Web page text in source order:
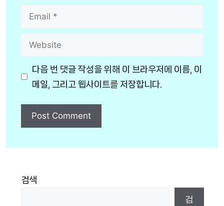
Email
Website
다음 번 댓글 작성을 위해 이 브라우저에 이름, 이
메일, 그리고 웹사이트를 저장합니다.
검색
검